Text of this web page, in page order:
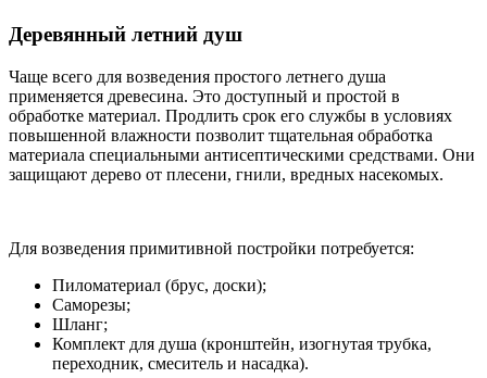
Деревянный летний душ
Чаще всего для возведения простого летнего душа
применяется древесина. Это доступный и простой в
обработке материал. Продлить срок его службы в условиях
повышенной влажности позволит тщательная обработка
материала специальными антисептическими средствами. Они
защищают дерево от плесени, гнили, вредных насекомых.
Для возведения примитивной постройки потребуется:
Пиломатериал (брус, доски);
Саморезы;
Шланг;
Комплект для душа (кронштейн, изогнутая трубка,
переходник, смеситель и насадка).